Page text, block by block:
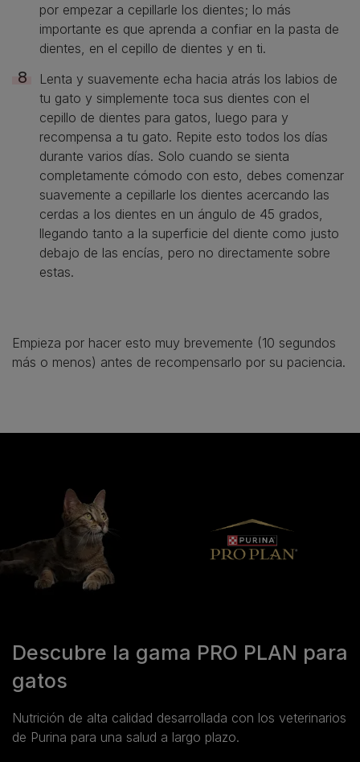
por empezar a cepillarle los dientes; lo más
importante es que aprenda a confiar en la pasta de
dientes, en el cepillo de dientes y en ti.
Lenta y suavemente echa hacia atrás los labios de
tu gato y simplemente toca sus dientes con el
cepillo de dientes para gatos, luego para y
recompensa a tu gato. Repite esto todos los días
durante varios días. Solo cuando se sienta
completamente cómodo con esto, debes comenzar
suavemente a cepillarle los dientes acercando las
cerdas a los dientes en un ángulo de 45 grados,
llegando tanto a la superficie del diente como justo
debajo de las encías, pero no directamente sobre
estas.
Empieza por hacer esto muy brevemente (10 segundos
más o menos) antes de recompensarlo por su paciencia.
Descubre la gama PRO PLAN para
gatos
Nutrición de alta calidad desarrollada con los veterinarios
de Purina para una salud a largo plazo.